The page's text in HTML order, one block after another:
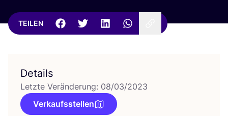
TEILEN
Details
Letzte Veränderung: 08/03/2023
Verkaufsstellen